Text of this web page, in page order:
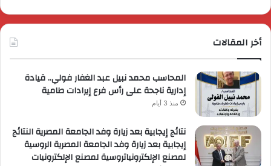
أخر المقالات
المحاسب محمد نبيل عبد الغفار فولي.. قيادة
إدارية ناجحة على رأس فرع إيرادات طامية
منذ 3 أيام
نتائج إيجابية بعد زيارة وفد الجامعة المصرية النتائج
إيجابية بعد زيارة وفد الجامعة المصرية الروسية
لمصنع الإلكترونياتروسية لمصنع الإلكترونيات